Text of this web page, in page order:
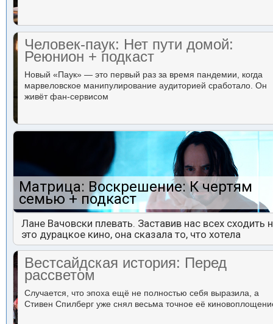
Человек-паук: Нет пути домой:
Реюнион + подкаст
Новый «Паук» — это первый раз за время пандемии, когда
марвеловское манипулирование аудиторией сработало. Он
живёт фан-сервисом
Матрица: Воскрешение: К чертям
семью + подкаст
Лане Вачовски плевать. Заставив нас всех сходить
это дурацкое кино, она сказала то, что хотела
Вестсайдская история: Перед
рассветом
Случается, что эпоха ещё не полностью себя выразила, а
Стивен Спилберг уже снял весьма точное её